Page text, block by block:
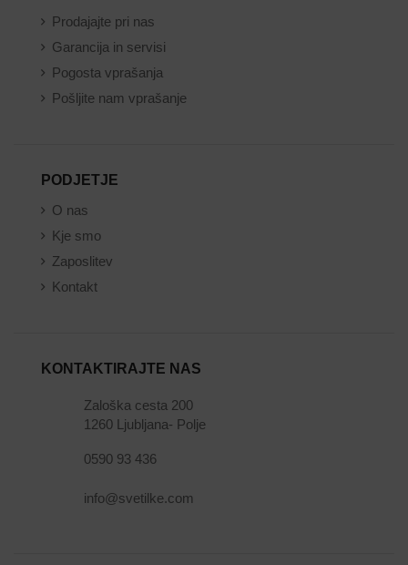
Prodajajte pri nas
Garancija in servisi
Pogosta vprašanja
Pošljite nam vprašanje
PODJETJE
O nas
Kje smo
Zaposlitev
Kontakt
KONTAKTIRAJTE NAS
Zaloška cesta 200
1260 Ljubljana- Polje
0590 93 436
info@svetilke.com